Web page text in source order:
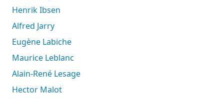
Henrik Ibsen
Alfred Jarry
Eugène Labiche
Maurice Leblanc
Alain-René Lesage
Hector Malot